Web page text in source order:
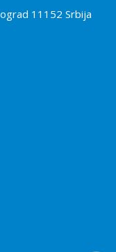
11152 Srbija